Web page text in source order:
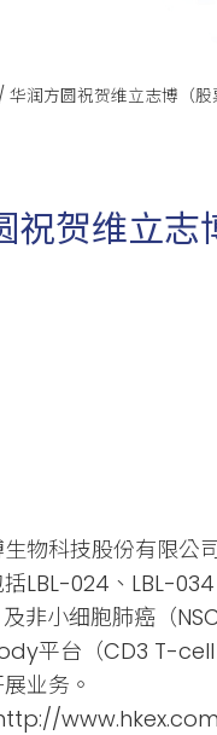
/ 华润方圆祝贺维立志博（
祝贺维立志
物科技股份有限公
LBL-024、LBL-
非小细胞肺癌（
平台（CD3 T-
业务。